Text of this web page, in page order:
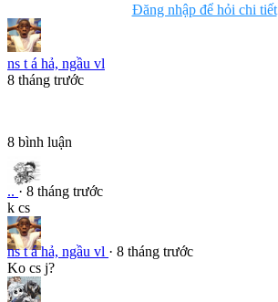
Đăng nhập để hỏi chi tiết
ns t á hả, ngầu vl
8 tháng trước
8 bình luận
.. · 8 tháng trước
k cs
ns t á hả, ngầu vl · 8 tháng trước
Ko cs j?